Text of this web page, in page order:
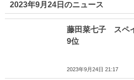
2023年9月24日のニュース
藤田菜七子 スペ
9位
2023年9月24日 21:17